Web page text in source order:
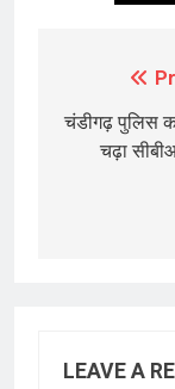
चंडीगढ़ पुलिस
चढ़ा
LEAVE A